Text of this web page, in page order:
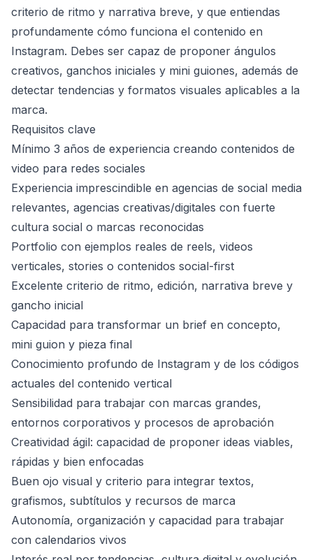
criterio de ritmo y narrativa breve, y que entiendas
profundamente cómo funciona el contenido en
Instagram. Debes ser capaz de proponer ángulos
creativos, ganchos iniciales y mini guiones, además de
detectar tendencias y formatos visuales aplicables a la
marca.
Requisitos clave
Mínimo 3 años de experiencia creando contenidos de
video para redes sociales
Experiencia imprescindible en agencias de social media
relevantes, agencias creativas/digitales con fuerte
cultura social o marcas reconocidas
Portfolio con ejemplos reales de reels, videos
verticales, stories o contenidos social-first
Excelente criterio de ritmo, edición, narrativa breve y
gancho inicial
Capacidad para transformar un brief en concepto,
mini guion y pieza final
Conocimiento profundo de Instagram y de los códigos
actuales del contenido vertical
Sensibilidad para trabajar con marcas grandes,
entornos corporativos y procesos de aprobación
Creatividad ágil: capacidad de proponer ideas viables,
rápidas y bien enfocadas
Buen ojo visual y criterio para integrar textos,
grafismos, subtítulos y recursos de marca
Autonomía, organización y capacidad para trabajar
con calendarios vivos